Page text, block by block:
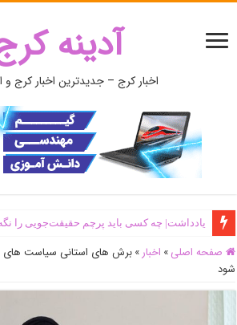
آدینه
اخبار کرج – جدیدترین اخبار کرج و
یادداشت| ‌چه کسی باید پرچم حقیقت‌جویی را
صفحه اصلی » اخبار » برش های استانی سیاست های
شود